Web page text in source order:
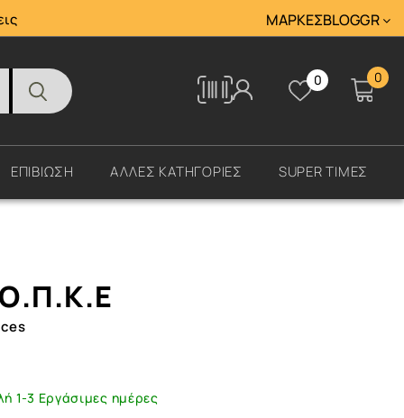
Tracking ΜΆΡΚΕΣBLOGGR
Tracking 0 0
ΕΠΙΒΙΩΣΗ ΑΛΛΕΣ ΚΑΤΗΓΟΡΙΕΣ SUPER ΤΙΜΕΣ
1-3 Εργάσιμες ημέρες